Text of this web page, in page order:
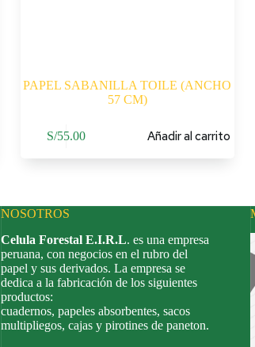
PAPEL SABANILLA TOILE (ANCHO
57 CM)
S/55.00 Añadir al carrito
NOSOTROS
Celula Forestal E.I.R.L. es una empresa
peruana, con negocios en el rubro del
papel y sus derivados. La empresa se
dedica a la fabricación de los siguientes
productos:
cuadernos, papeles absorbentes, sacos
multipliegos, cajas y pirotines de paneton.